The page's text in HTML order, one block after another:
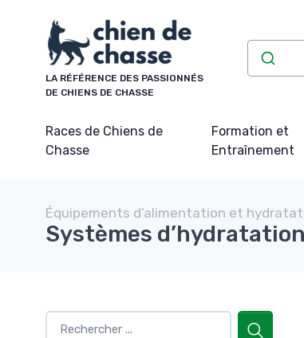
LA RÉFÉRENCE DES PASSIONNÉS
DE CHIENS DE CHASSE
Races de Chiens de
Chasse
Formation et
Entraînement
Équipements d’alimentation et
Systèmes